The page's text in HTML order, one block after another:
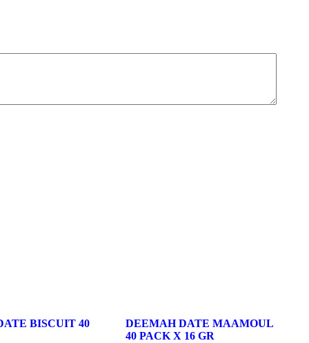
BISCUIT 40
DEEMAH DATE MAAMOUL
40 PACK X 16 GR